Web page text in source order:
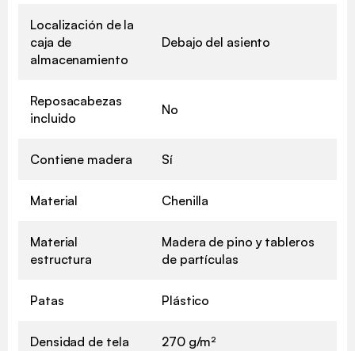
Localización de la
caja de
almacenamiento
Debajo del asiento
Reposacabezas
incluido
No
Contiene madera Sí
Material Chenilla
Material
estructura
Madera de pino y tableros
de partículas
Patas Plástico
Densidad de tela 270 g/m²